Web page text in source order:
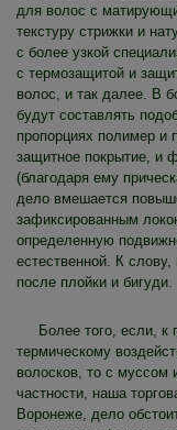
для волос с
текстуру стрижки и
с более узкой
с термозащитой и
волос, и так далее. В
будут составлять
пропорциях полимер и
защитное покрытие, и
(благодаря ему
дело вмешается
зафиксированным
определенную
естественной. К
после плойки и бигуди.
Более того, если, к
термическому
волосков, то с муссом
частности, наша
Воронеже, дело